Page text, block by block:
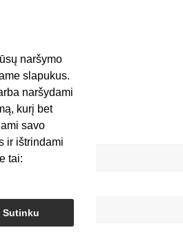
naršymo
slapukus.
naršydami
kurį bet
savo
ir ištrindami
tai:
Sutinku